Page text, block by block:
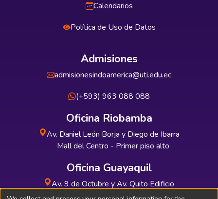
Calendarios
Política de Uso de Datos
Admisiones
admisionesindoamerica@uti.edu.ec
(+593) 963 088 088
Oficina Riobamba
Av. Daniel León Borja y Diego de Ibarra
Mall del Centro - Primer piso alto
Oficina Guayaquil
Av. 9 de Octubre y Av. Quito Edificio
INDUAUTO - Planta baja